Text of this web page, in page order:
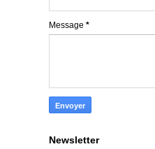
Message *
Newsletter